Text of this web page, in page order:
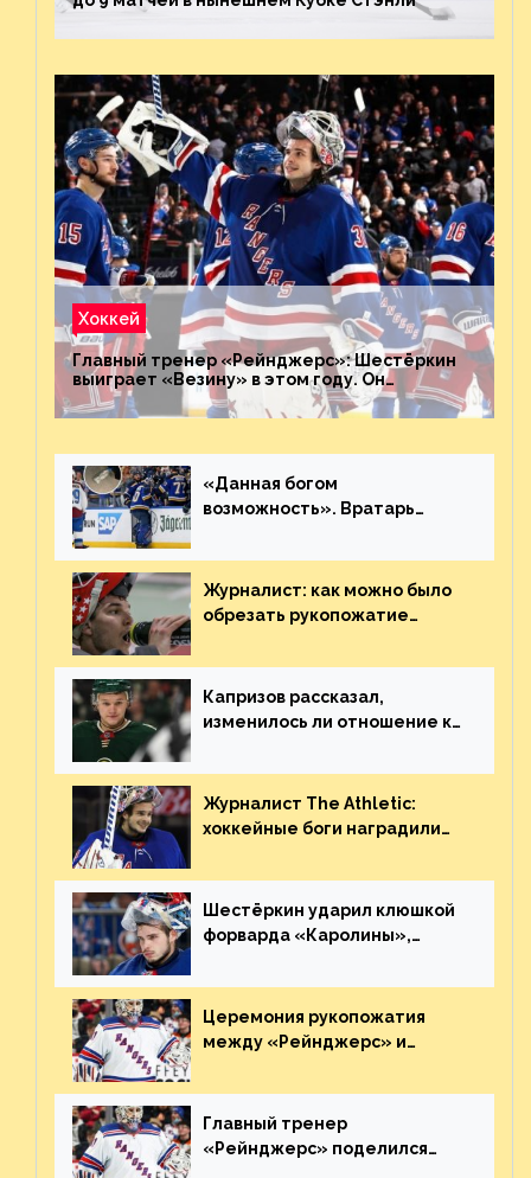
Хоккей
Главный тренер «Рейнджерс»: Шестёркин
выиграет «Везину» в этом году. Он
невероятен
«Данная богом
возможность». Вратарь
броске бутылкой в Кадри
Журналист: как можно было
обрезать рукопожатие
Плохая работа, ESPN
Капризов рассказал,
изменилось ли отношение к
Украине
Журналист The Athletic:
хоккейные боги наградили
великолепную игру
Шестёркин ударил клюшкой
форварда «Каролины»,
пятаке. Видео
Церемония рукопожатия
между «Рейнджерс» и
матча плей-офф. Видео
Главный тренер
«Рейнджерс» поделился